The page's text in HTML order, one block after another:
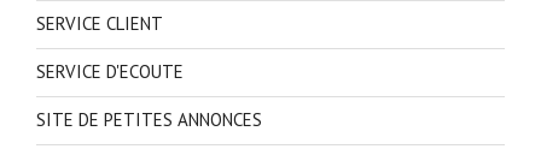
SERVICE CLIENT
SERVICE D'ECOUTE
SITE DE PETITES ANNONCES